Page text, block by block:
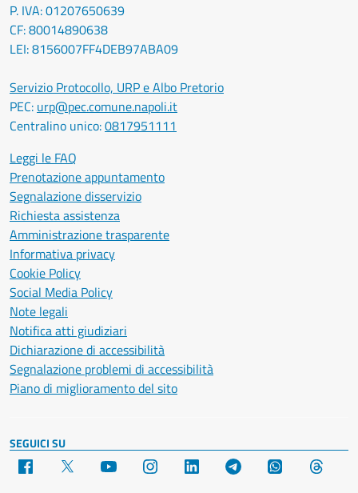
P. IVA: 01207650639
CF: 80014890638
LEI: 8156007FF4DEB97ABA09
Servizio Protocollo, URP e Albo Pretorio
PEC: urp@pec.comune.napoli.it
Centralino unico:0817951111
Leggi le FAQ
Prenotazione appuntamento
Segnalazione disservizio
Richiesta assistenza
Amministrazione trasparente
Informativa privacy
Cookie Policy
Social Media Policy
Note legali
Notifica atti giudiziari
Dichiarazione di accessibilità
Segnalazione problemi di accessibilità
Piano di miglioramento del sito
SEGUICI SU
Facebook YouTube Instagram LinkedIn Telegram WhatsApp